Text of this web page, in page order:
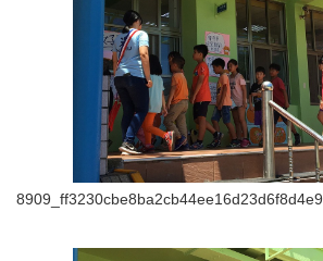
8909_ff3230cbe8ba2cb44ee16d23d6f8d4e9